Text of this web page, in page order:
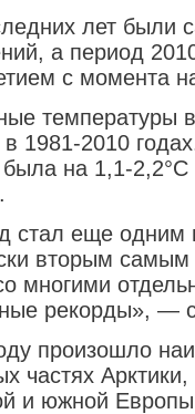
лет были
а период
с момента
температуры
1981-2010
была на 1,1-
стал еще одним
вторым
многими
рекорды», —
произошло
частях
и южной